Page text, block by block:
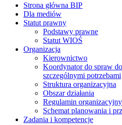
Strona główna BIP
Dla mediów
Statut prawny
Podstawy prawne
Statut WIOŚ
Organizacja
Kierownictwo
Koordynator do spraw
szczególnymi potrzebami
Struktura organizacyjna
Obszar działania
Regulamin organizacyjny
Schemat planowania i
Zadania i kompetencje